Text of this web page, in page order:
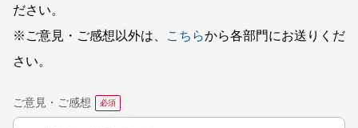
ださい。
※ご意見・ご感想以外は、
こちらから各部門にお送りくだ
さい。
ご意見・ご感想